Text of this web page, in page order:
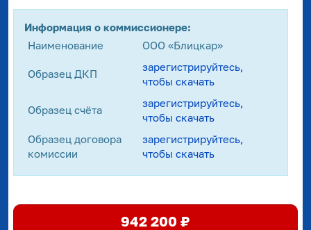
Информация о коммиссионере:
Наименование
ООО «Блицкар»
Образец ДКП
зарегистрируйтесь,
чтобы скачать
Образец счёта
зарегистрируйтесь,
чтобы скачать
Образец договора
комиссии
зарегистрируйтесь,
чтобы скачать
942 200 ₽